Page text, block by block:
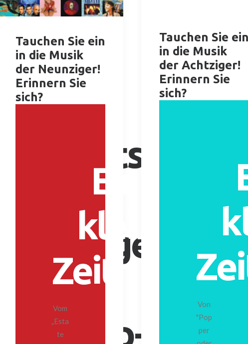
Hits,
eine
Pop-
Tauchen Sie ein
in die Musik
der Neunziger!
Erinnern Sie
sich?
Eine
kleine
Zeitreise.
Vom
„Esta
te
Tauchen Sie ein
in die Musik
der Achtziger!
Erinnern Sie
sich?
Von
"Pop
per